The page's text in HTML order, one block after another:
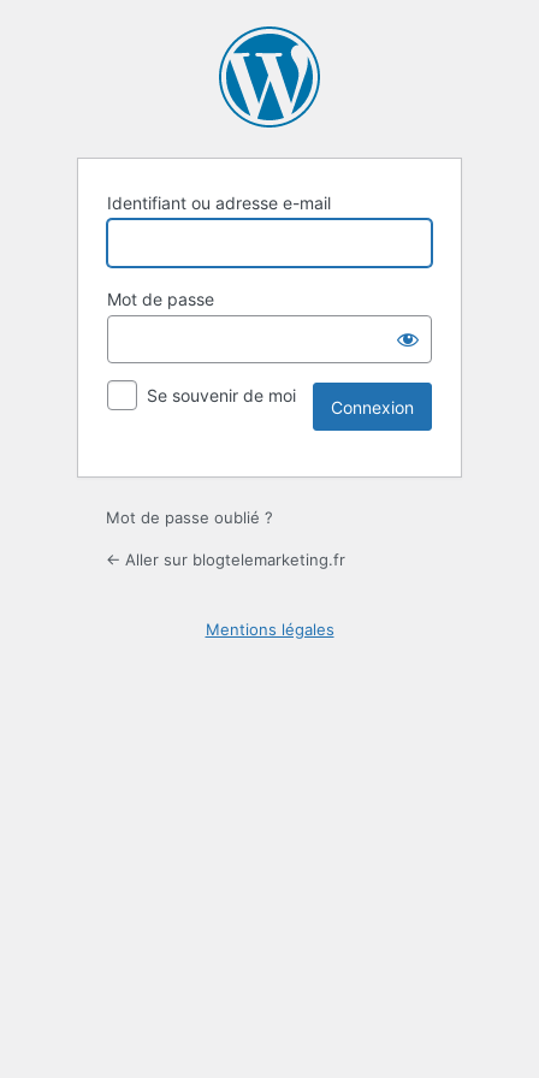
Identifiant ou adresse e-mail
Mot de passe
Se souvenir de moi
Mot de passe oublié ?
← Aller sur blogtelemarketing.fr
Mentions légales